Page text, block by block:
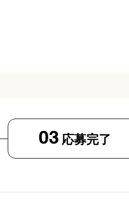
03 応募完了